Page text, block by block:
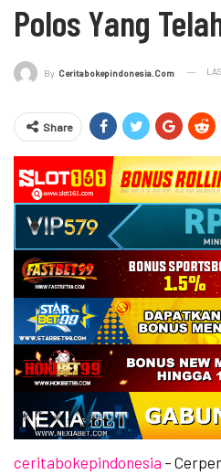
Polos Yang
By Ceritabokepindonesia.com
Share
ceritabokepindonesia –